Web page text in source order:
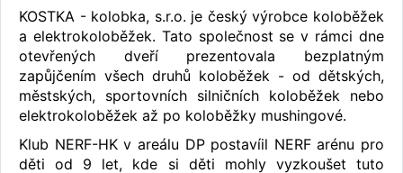
KOSTKA - kolobka, s.r.o. je český výrobce koloběžek
a elektrokoloběžek. Tato společnost se v rámci dne
otevřených dveří prezentovala bezplatným
zapůjčením všech druhů koloběžek - od dětských,
městských, sportovních silničních koloběžek nebo
elektrokoloběžek až po koloběžky mushingové.
Klub NERF-HK v areálu DP postavíil NERF arénu pro
děti od 9 let, kde si děti mohly vyzkoušet tuto